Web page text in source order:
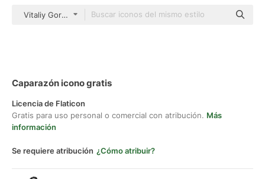
Vitaliy Gorbachev Blue
Caparazón icono gratis
Licencia de Flaticon
Gratis para uso personal o comercial con atribución. Más
información
Se requiere atribución ¿Cómo atribuir?